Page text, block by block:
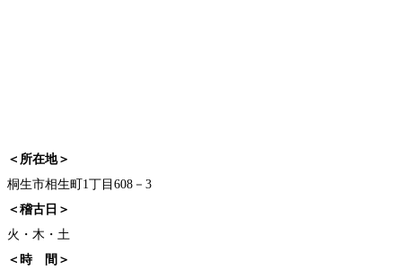
＜所在地＞
桐生市相生町1丁目608－3
＜稽古日＞
火・木・土
＜時 間＞